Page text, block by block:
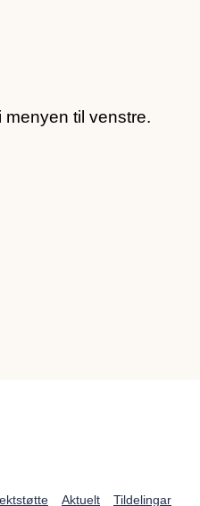
til venstre.
Aktuelt Tildelingar